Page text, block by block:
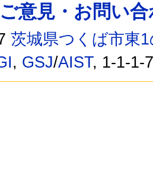
ご意見・お問い
茨城県つくば市東
, GSJ/AIST, 1-1-1-